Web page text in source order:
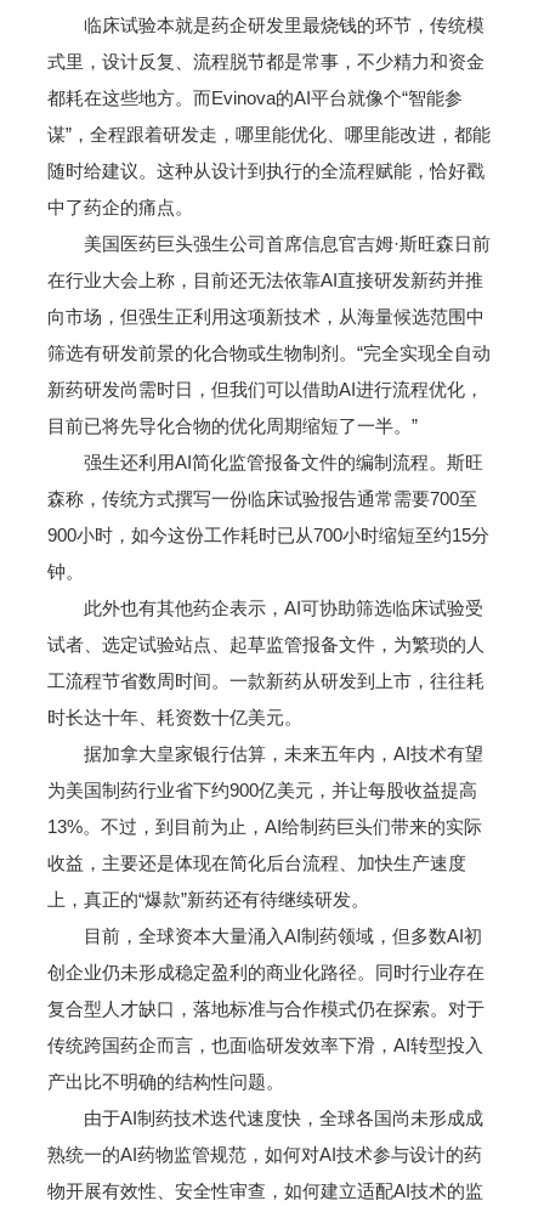
临床试验本就是药企研发里最烧钱的环节，传统模
式里，设计反复、流程脱节都是常事，不少精力和资金
都耗在这些地方。而Evinova的AI平台就像个“智能参
谋”，全程跟着研发走，哪里能优化、哪里能改进，都能
随时给建议。这种从设计到执行的全流程赋能，恰好戳
中了药企的痛点。
美国医药巨头强生公司首席信息官吉姆·斯旺森日前
在行业大会上称，目前还无法依靠AI直接研发新药并推
向市场，但强生正利用这项新技术，从海量候选范围中
筛选有研发前景的化合物或生物制剂。“完全实现全自动
新药研发尚需时日，但我们可以借助AI进行流程优化，
目前已将先导化合物的优化周期缩短了一半。”
强生还利用AI简化监管报备文件的编制流程。斯旺
森称，传统方式撰写一份临床试验报告通常需要700至
900小时，如今这份工作耗时已从700小时缩短至约15分
钟。
此外也有其他药企表示，AI可协助筛选临床试验受
试者、选定试验站点、起草监管报备文件，为繁琐的人
工流程节省数周时间。一款新药从研发到上市，往往耗
时长达十年、耗资数十亿美元。
据加拿大皇家银行估算，未来五年内，AI技术有望
为美国制药行业省下约900亿美元，并让每股收益提高
13%。不过，到目前为止，AI给制药巨头们带来的实际
收益，主要还是体现在简化后台流程、加快生产速度
上，真正的“爆款”新药还有待继续研发。
目前，全球资本大量涌入AI制药领域，但多数AI初
创企业仍未形成稳定盈利的商业化路径。同时行业存在
复合型人才缺口，落地标准与合作模式仍在探索。对于
传统跨国药企而言，也面临研发效率下滑，AI转型投入
产出比不明确的结构性问题。
由于AI制药技术迭代速度快，全球各国尚未形成成
熟统一的AI药物监管规范，如何对AI技术参与设计的药
物开展有效性、安全性审查，如何建立适配AI技术的监